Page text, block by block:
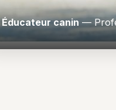
Éducateur canin —